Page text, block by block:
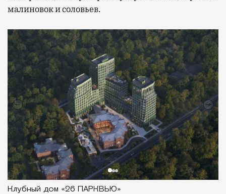
малиновок и соловьев.
Клубный дом «26 ПАРКВЬЮ»